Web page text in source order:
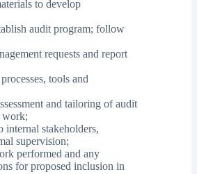
to develop
audit program; follow
requests and report
tools and
and tailoring of audit
work;
internal stakeholders,
supervision;
performed and any
for proposed inclusion in